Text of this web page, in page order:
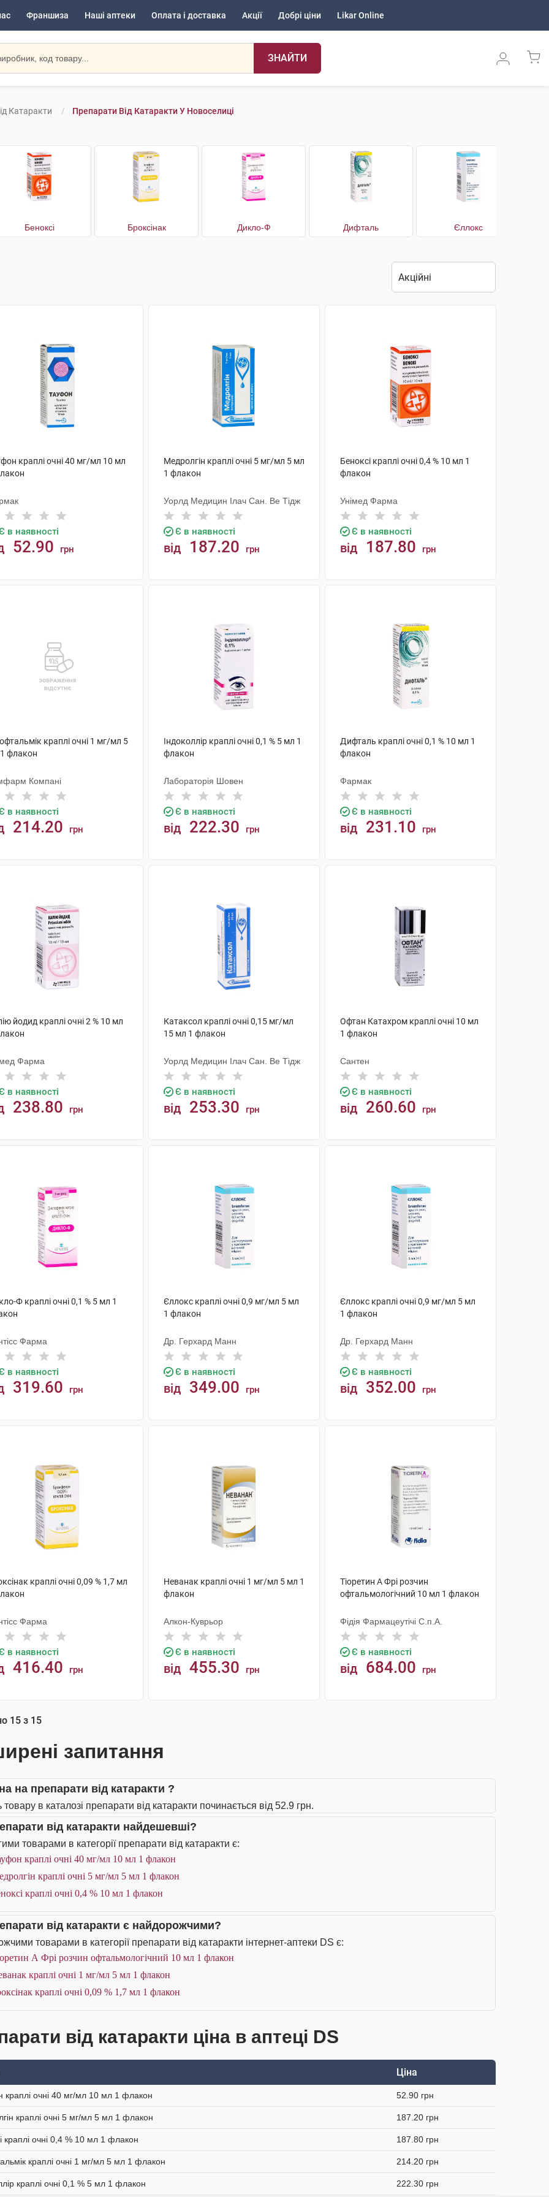
Франшиза Наші аптеки Оплата і доставка Акції Добрі ціни Likar Online
ЗНАЙТИ
Катаракти Препарати Від Катаракти У Новоселиці
Беноксі Броксінак Дикло-Ф Дифталь Єллокс
краплі очні 40 мг/мл 10 мл
в наявності
52.90 грн
Медролгін краплі очні 5 мг/мл 5 мл
1 флакон
Уорлд Медицин Ілач Сан. Ве Тідж
Є в наявності
від 187.20 грн
Беноксі краплі очні 0,4 % 10 мл 1
флакон
Унімед Фарма
Є в наявності
від 187.80 грн
краплі очні 1 мг/мл 5
флакон
Компані
в наявності
214.20 грн
Індоколлір краплі очні 0,1 % 5 мл 1
флакон
Лабораторія Шовен
Є в наявності
від 222.30 грн
Дифталь краплі очні 0,1 % 10 мл 1
флакон
Фармак
Є в наявності
від 231.10 грн
йодид краплі очні 2 % 10 мл
Фарма
в наявності
238.80 грн
Катаксол краплі очні 0,15 мг/мл
15 мл 1 флакон
Уорлд Медицин Ілач Сан. Ве Тідж
Є в наявності
від 253.30 грн
Офтан Катахром краплі очні 10 мл
1 флакон
Сантен
Є в наявності
від 260.60 грн
Ф краплі очні 0,1 % 5 мл 1
Фарма
в наявності
319.60 грн
Єллокс краплі очні 0,9 мг/мл 5 мл
1 флакон
Др. Герхард Манн
Є в наявності
від 349.00 грн
Єллокс краплі очні 0,9 мг/мл 5 мл
1 флакон
Др. Герхард Манн
Є в наявності
від 352.00 грн
краплі очні 0,09 % 1,7 мл
Фарма
в наявності
416.40 грн
Неванак краплі очні 1 мг/мл 5 мл 1
флакон
Алкон-Куврьор
Є в наявності
від 455.30 грн
Тіоретин А Фрі розчин
офтальмологічний 10 мл 1 флакон
Фідія Фармацеутічі С.п.А.
Є в наявності
від 684.00 грн
15 з 15
запитання
на препарати від катаракти ?
товару в каталозі препарати від катаракти починається від 52.9 грн.
від катаракти найдешевші?
товарами в категорії препарати від катаракти є:
краплі очні 40 мг/мл 10 мл 1 флакон
краплі очні 5 мг/мл 5 мл 1 флакон
краплі очні 0,4 % 10 мл 1 флакон
від катаракти є найдорожчими?
товарами в категорії препарати від катаракти інтернет-аптеки DS є:
А Фрі розчин офтальмологічний 10 мл 1 флакон
краплі очні 1 мг/мл 5 мл 1 флакон
краплі очні 0,09 % 1,7 мл 1 флакон
від катаракти ціна в аптеці DS
Ціна
краплі очні 40 мг/мл 10 мл 1 флакон 52.90 грн
краплі очні 5 мг/мл 5 мл 1 флакон 187.20 грн
краплі очні 0,4 % 10 мл 1 флакон 187.80 грн
краплі очні 1 мг/мл 5 мл 1 флакон 214.20 грн
краплі очні 0,1 % 5 мл 1 флакон 222.30 грн